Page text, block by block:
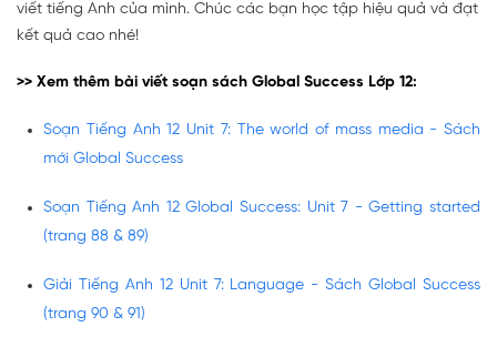
viết tiếng Anh của mình. Chúc các bạn học tập hiệu quả và đạt
kết quả cao nhé!
>> Xem thêm bài viết soạn sách Global Success Lớp 12:
Soạn Tiếng Anh 12 Unit 7: The world of mass media - Sách
mới Global Success
Soạn Tiếng Anh 12 Global Success: Unit 7 - Getting started
(trang 88 & 89)
Giải Tiếng Anh 12 Unit 7: Language - Sách Global Success
(trang 90 & 91)